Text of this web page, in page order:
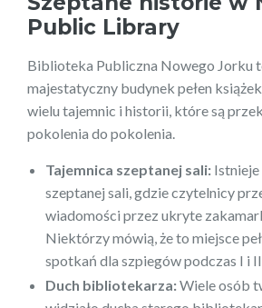
Public Library
Biblioteka Publiczna Nowego Jorku
majestatyczny budynek pełen
wielu tajemnic i historii, które są
pokolenia do pokolenia.
Tajemnica szeptanej sali: Istnieje
szeptanej sali, gdzie czytelnicy
wiadomości przez ukryte
Niektórzy mówią, że to miejsce
spotkań dla szpiegów podczas I i
Duch bibliotekarza:Wiele osób